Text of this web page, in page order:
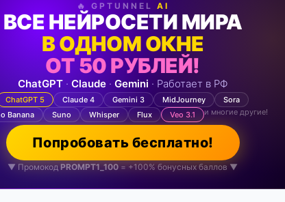
🔥 GPTUNNEL AI
ВСЕ НЕЙРОСЕТИ МИРА
В ОДНОМ ОКНЕ
ОТ 50 РУБЛЕЙ!
ChatGPT· Claude· Gemini · Работает в РФ
ChatGPT 5 Claude 4 Gemini 3 MidJourney
Sora
Banana
Suno Whisper Flux Veo 3.1 и многие другие!
Попробовать бесплатно!
▼ Промокод PROMPT1_100 = +100% бонусных баллов ▼